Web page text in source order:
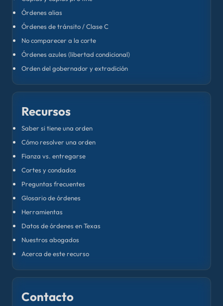
Órdenes alias
Órdenes de tránsito / Clase C
No comparecer a la corte
Órdenes azules (libertad condicional)
Orden del gobernador y extradición
Recursos
Saber si tiene una orden
Cómo resolver una orden
Fianza vs. entregarse
Cortes y condados
Preguntas frecuentes
Glosario de órdenes
Herramientas
Datos de órdenes en Texas
Nuestros abogados
Acerca de este recurso
Contacto